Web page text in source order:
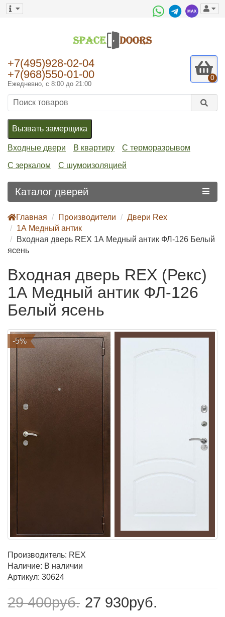
+7(495)928-02-04
+7(968)550-01-00
Ежедневно, с 8:00 до 21:00
0
Вызвать замерщика
Входные двери В квартиру С терморазрывом
С зеркалом С шумоизоляцией
Каталог дверей
Главная Производители
Двери Rex
1А Медный антик
Входная дверь REX 1А Медный антик ФЛ-126 Белый
ясень
Входная дверь REX (Рекс)
1А Медный антик ФЛ-126
Белый ясень
-5%
Производитель: REX
Наличие: В наличии
Артикул: 30624
29 400руб. 27 930руб.